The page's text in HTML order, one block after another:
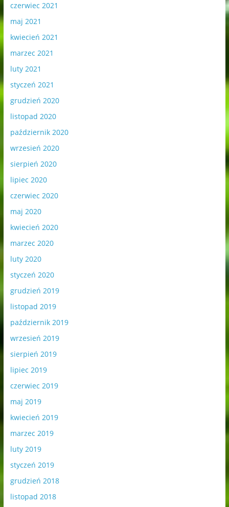
czerwiec 2021
maj 2021
kwiecień 2021
marzec 2021
luty 2021
styczeń 2021
grudzień 2020
listopad 2020
październik 2020
wrzesień 2020
sierpień 2020
lipiec 2020
czerwiec 2020
maj 2020
kwiecień 2020
marzec 2020
luty 2020
styczeń 2020
grudzień 2019
listopad 2019
październik 2019
wrzesień 2019
sierpień 2019
lipiec 2019
czerwiec 2019
maj 2019
kwiecień 2019
marzec 2019
luty 2019
styczeń 2019
grudzień 2018
listopad 2018